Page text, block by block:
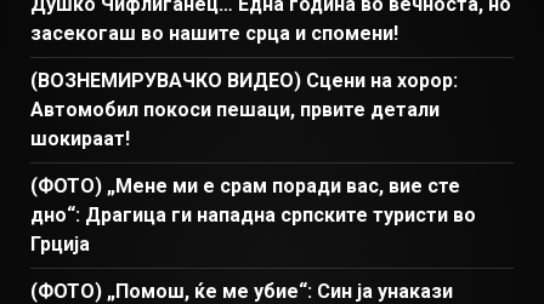
засекогаш во нашите срца и спомени!
(ВОЗНЕМИРУВАЧКО ВИДЕО) Сцени на хорор:
Автомобил покоси пешаци, првите детали
шокираат!
(ФОТО) „Мене ми е срам поради вас, вие сте
дно“: Драгица ги нападна српските туристи во
Грција
(ФОТО) „Помош, ќе ме убие“: Син ја унакази